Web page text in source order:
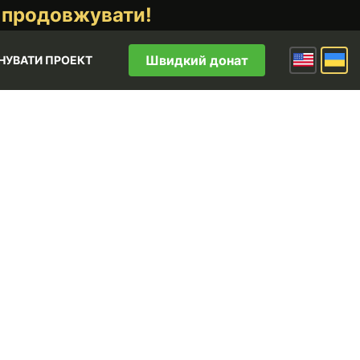
ПРОЕКТ Швидкий донат